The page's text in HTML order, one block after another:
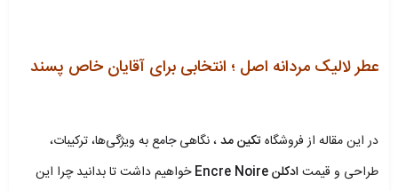
عطر لالیک مردانه اصل ؛ انتخابی برای آقایان خاص‌ پسند
در این مقاله از فروشگاه تکین مد، نگاهی جامع به ویژگی‌ها، ترکیبات،
طراحی و قیمتادکلن Encre Noire
خواهیم داشت تا بدانید چرا این